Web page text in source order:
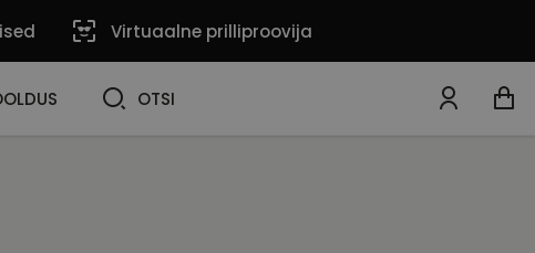
Virtuaalne prilliproovija
OTSI